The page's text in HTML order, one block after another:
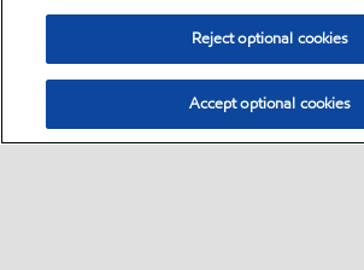
Reject optional cookies
Accept optional cookies